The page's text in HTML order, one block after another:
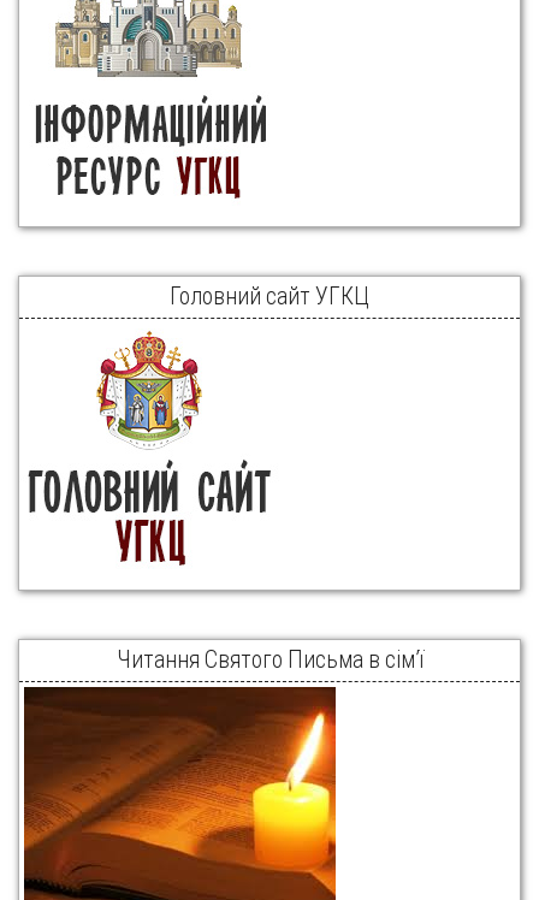
Головний сайт УГКЦ
Читання Святого Письма в сім’ї